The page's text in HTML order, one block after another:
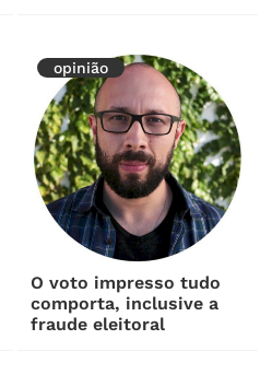
opinião
O voto impresso tudo
comporta, inclusive a
fraude eleitoral